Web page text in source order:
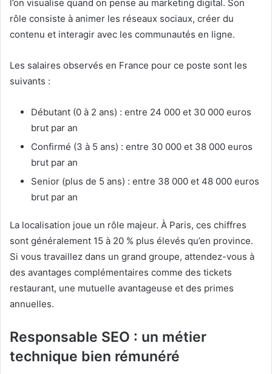
l’on visualise quand on pense au marketing digital. Son
rôle consiste à animer les réseaux sociaux, créer du
contenu et interagir avec les communautés en ligne.
Les salaires observés en France pour ce poste sont les
suivants :
Débutant (0 à 2 ans) : entre 24 000 et 30 000 euros
brut par an
Confirmé (3 à 5 ans) : entre 30 000 et 38 000 euros
brut par an
Senior (plus de 5 ans) : entre 38 000 et 48 000 euros
brut par an
La localisation joue un rôle majeur. À Paris, ces chiffres
sont généralement 15 à 20 % plus élevés qu’en province.
Si vous travaillez dans un grand groupe, attendez-vous à
des avantages complémentaires comme des tickets
restaurant, une mutuelle avantageuse et des primes
annuelles.
Responsable SEO : un métier
technique bien rémunéré